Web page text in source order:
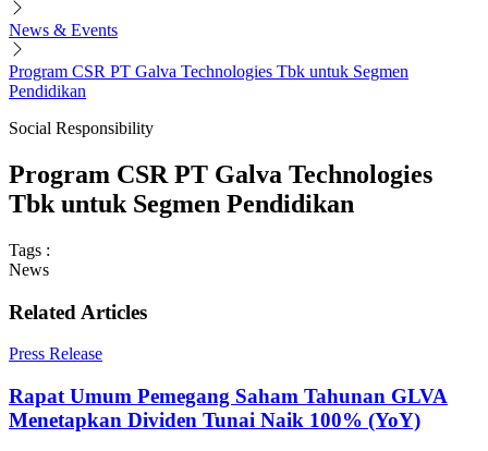
News & Events
Program CSR PT Galva Technologies Tbk untuk Segmen
Pendidikan
Social Responsibility
Program CSR PT Galva Technologies
Tbk untuk Segmen Pendidikan
Tags :
News
Related Articles
Press Release
Rapat Umum Pemegang Saham Tahunan GLVA
Menetapkan Dividen Tunai Naik 100% (YoY)